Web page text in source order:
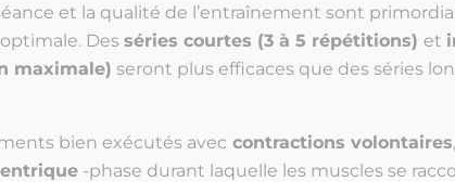
et la qualité de l’entraînement sont
Des séries courtes (3 à 5 répétitions) et
maximale) seront plus efficaces que des séries
bien exécutés avec contractions volontaires
-phase durant laquelle les muscles se